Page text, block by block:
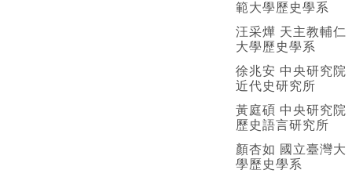
範大學歷史學系
汪采燁 天主教輔仁
大學歷史學系
徐兆安 中央研究院
近代史研究所
黃庭碩 中央研究院
歷史語言研究所
顏杏如 國立臺灣大
學歷史學系